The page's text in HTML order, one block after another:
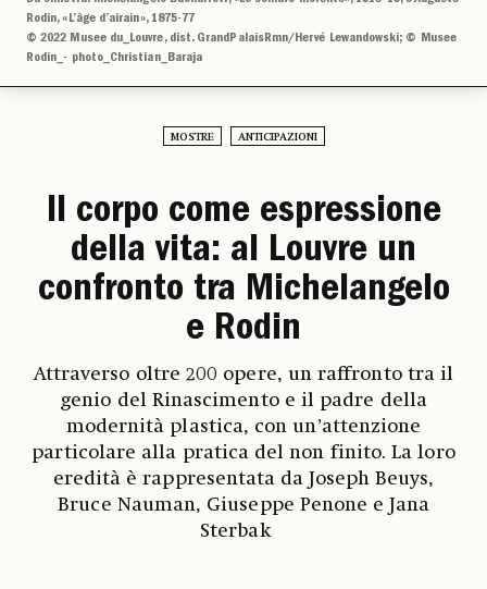
Rodin, «L’âge d’airain», 1875-77
© 2022 Musee du_Louvre, dist. GrandPalaisRmn/Hervé Lewandowski; © Musee
Rodin_- photo_Christian_Baraja
MOSTRE ANTICIPAZIONI
Il corpo come espressione
della vita: al Louvre un
confronto tra Michelangelo
e Rodin
Attraverso oltre 200 opere, un raffronto tra il
genio del Rinascimento e il padre della
modernità plastica, con un’attenzione
particolare alla pratica del non finito. La loro
eredità è rappresentata da Joseph Beuys,
Bruce Nauman, Giuseppe Penone e Jana
Sterbak